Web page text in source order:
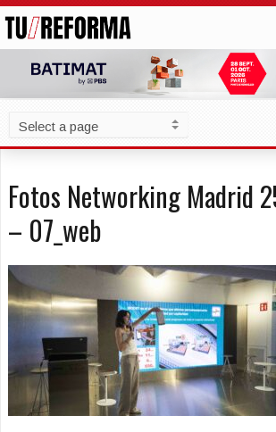
Fotos Networking Madrid
– 07_web